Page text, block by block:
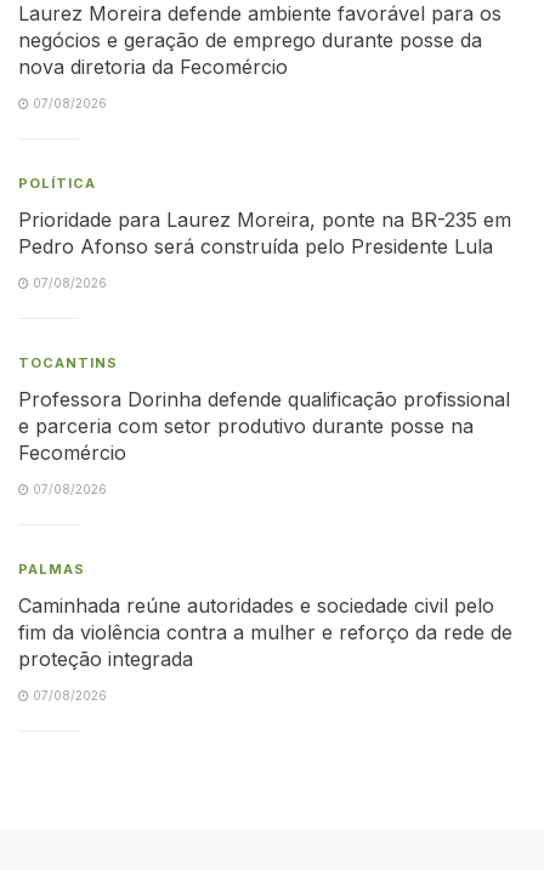
Laurez Moreira defende ambiente favorável para os
negócios e geração de emprego durante posse da
nova diretoria da Fecomércio
07/08/2026
POLÍTICA
Prioridade para Laurez Moreira, ponte na BR-235 em
Pedro Afonso será construída pelo Presidente Lula
07/08/2026
TOCANTINS
Professora Dorinha defende qualificação profissional
e parceria com setor produtivo durante posse na
Fecomércio
07/08/2026
PALMAS
Caminhada reúne autoridades e sociedade civil pelo
fim da violência contra a mulher e reforço da rede de
proteção integrada
07/08/2026